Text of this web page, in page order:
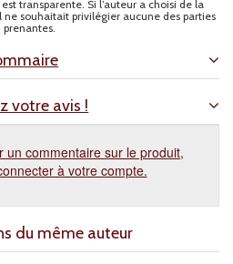
transparente. Si l’auteur a choisi de la
ne souhaitait privilégier aucune des parties
prenantes.
votre avis !
un commentaire sur le produit,
à votre compte.
du même auteur